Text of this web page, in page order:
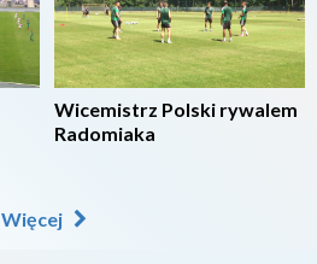
Wicemistrz Polski rywalem
Radomiaka
Więcej